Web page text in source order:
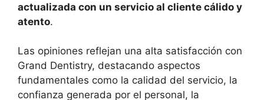
actualizada con un servicio al cliente cálido y
atento.
Las opiniones reflejan una alta satisfacción con
Grand Dentistry, destacando aspectos
fundamentales como la calidad del servicio, la
confianza generada por el personal, la